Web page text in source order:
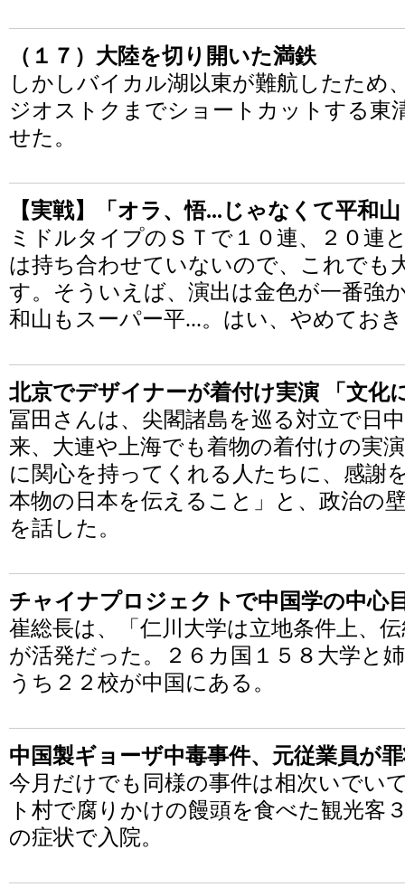
（１７）大陸を切り開いた満鉄
しかしバイカル湖以東が難航したため
ジオストクまでショートカットする東
せた。
【実戦】「オラ、悟...じゃなくて平和
ミドルタイプのＳＴで１０連、２０連
は持ち合わせていないので、これでも
す。そういえば、演出は金色が一番強
和山もスーパー平...。はい、やめてお
北京でデザイナーが着付け実演 「文化
冨田さんは、尖閣諸島を巡る対立で日
来、大連や上海でも着物の着付けの実
に関心を持ってくれる人たちに、感謝
本物の日本を伝えること」と、政治の
を話した。
チャイナプロジェクトで中国学の中心
崔総長は、「仁川大学は立地条件上、
が活発だった。２６カ国１５８大学と
うち２２校が中国にある。
中国製ギョーザ中毒事件、元従業員が
今月だけでも同様の事件は相次いでい
ト村で腐りかけの饅頭を食べた観光客
の症状で入院。